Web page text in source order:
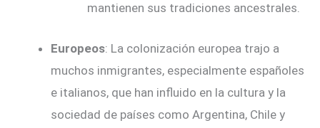
mantienen sus tradiciones ancestrales.
Europeos: La colonización europea trajo a
muchos inmigrantes, especialmente españoles
e italianos, que han influido en la cultura y la
sociedad de países como Argentina, Chile y